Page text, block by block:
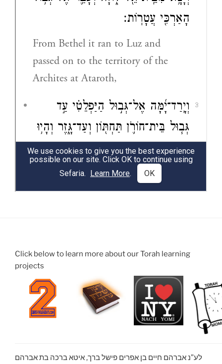
Click below to learn more about our Torah learning
projects
לע”נ אברהם חיים בן אפרים פישל ברך, איטא ברכה בת אברהם